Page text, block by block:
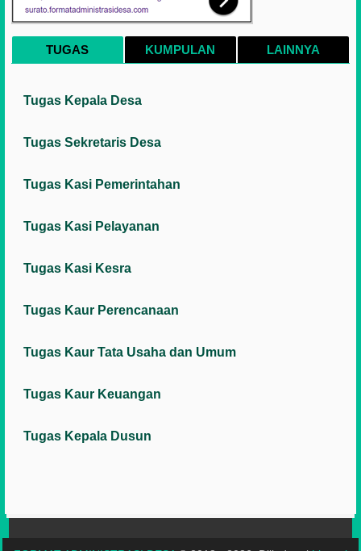
TUGAS KUMPULAN LAINNYA
Tugas Kepala Desa
Tugas Sekretaris Desa
Tugas Kasi Pemerintahan
Tugas Kasi Pelayanan
Tugas Kasi Kesra
Tugas Kaur Perencanaan
Tugas Kaur Tata Usaha dan Umum
Tugas Kaur Keuangan
Tugas Kepala Dusun